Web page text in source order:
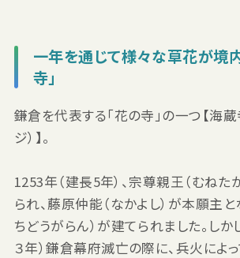
一年を通じて様々な草花が境
寺」
鎌倉を代表する「花の寺」の一つ【海蔵
ジ）】。
1253年（建長5年）、宗尊親王（むねた
られ、藤原仲能（なかよし）が本願主
ちどうがらん）が建てられました。しか
３年）鎌倉幕府滅亡の際に、兵火によ